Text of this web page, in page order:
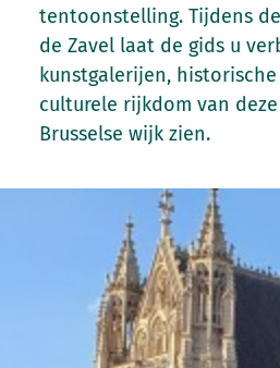
tentoonstelling. Tijdens
de Zavel laat de gids u
kunstgalerijen,
culturele rijkdom van
Brusselse wijk zien.